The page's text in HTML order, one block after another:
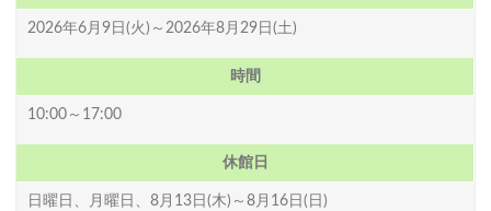
2026年6月9日(火)～2026年8月29日(土)
時間
10:00～17:00
休館日
日曜日、月曜日、8月13日(木)～8月16日(日)